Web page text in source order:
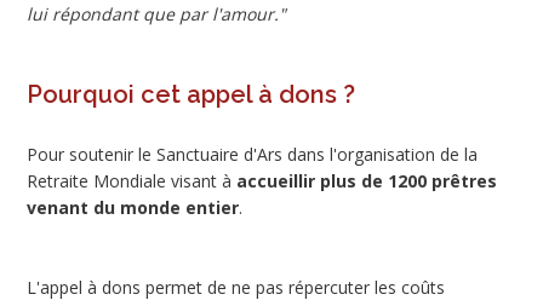
lui répondant que par l'amour."
Pourquoi cet appel à dons ?
Pour soutenir le Sanctuaire d'Ars dans l'organisation de la
Retraite Mondiale visant à accueillir plus de 1200 prêtres
venant du monde entier.
L'appel à dons permet de ne pas répercuter les coûts